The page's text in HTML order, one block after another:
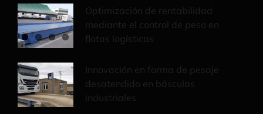
Optimización de rentabilidad
mediante el control de peso en
flotas logísticas
Innovación en forma de pesaje
desatendido en básculas
industriales